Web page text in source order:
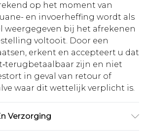
op het moment van
en invoerheffing wordt als
weergegeven bij het afrekenen
voltooit. Door een
erkent en accepteert u dat
zijn en niet
in geval van retour of
waar dit wettelijk verplicht is.
Verzorging